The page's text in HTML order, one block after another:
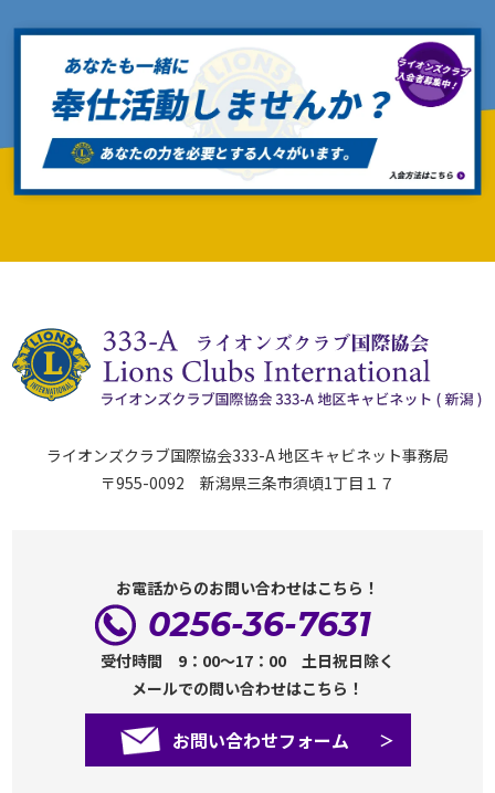
ライオンズクラブ国際協会333-A 地区キャビネット事務局
〒955-0092 新潟県三条市須頃1丁目１７
お電話からのお問い合わせはこちら！
0256-36-7631
受付時間 9：00～17：00 土日祝日除く
メールでの問い合わせはこちら！
お問い合わせフォーム